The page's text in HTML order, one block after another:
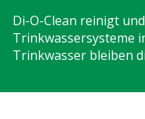
Di-O-Clean reinigt
Trinkwassersysteme
Trinkwasser bleiben